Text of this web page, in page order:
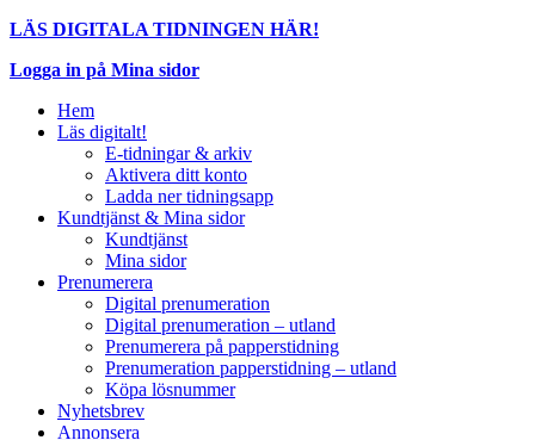
LÄS DIGITALA TIDNINGEN HÄR!
Logga in på Mina sidor
Hem
Läs digitalt!
E-tidningar & arkiv
Aktivera ditt konto
Ladda ner tidningsapp
Kundtjänst & Mina sidor
Kundtjänst
Mina sidor
Prenumerera
Digital prenumeration
Digital prenumeration – utland
Prenumerera på papperstidning
Prenumeration papperstidning – utland
Köpa lösnummer
Nyhetsbrev
Annonsera